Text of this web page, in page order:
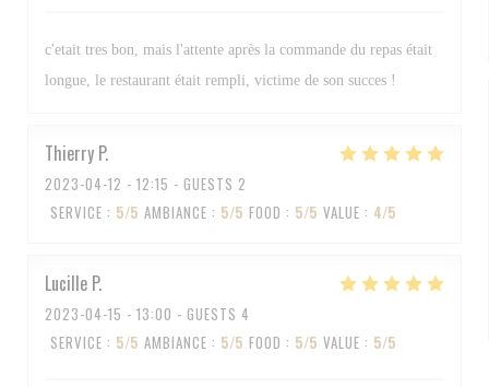
c'etait tres bon, mais l'attente après la commande du repas était
longue, le restaurant était rempli, victime de son succes !
Thierry P
2023-04-12 - 12:15 - GUESTS 2
SERVICE : 5/5 AMBIANCE : 5/5 FOOD : 5/5 VALUE : 4/5
Lucille P
2023-04-15 - 13:00 - GUESTS 4
SERVICE : 5/5 AMBIANCE : 5/5 FOOD : 5/5 VALUE : 5/5